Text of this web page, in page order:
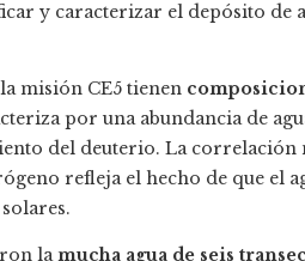
y caracterizar el depósito de
misión CE5 tienen
por una abundancia de
del deuterio. La correlación
refleja el hecho de que el
lamucha agua de seis